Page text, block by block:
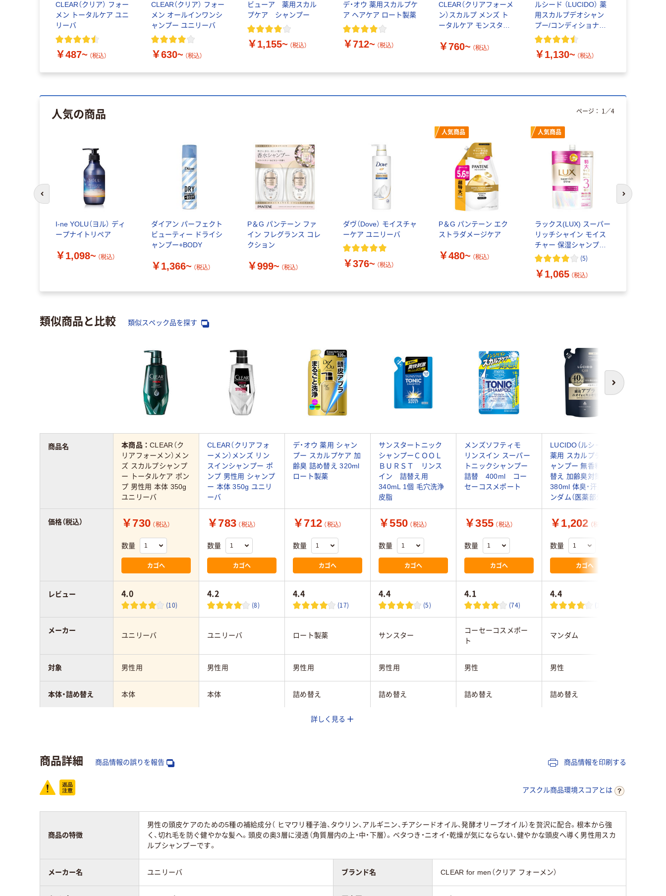
CLEAR（クリア） フォー
メン トータルケア ユニ
リーバ
￥487~ （税込）
CLEAR（クリア） フォー
メン オールインワンシ
ャンプー ユニリーバ
￥630~ （税込）
ビューア 薬用スカル
プケア シャンプー
￥1,155~ （税込）
デ・オウ 薬用スカルプケ
ア ヘアケア ロート製薬
￥712~ （税込）
CLEAR（クリアフォーメ
ン）スカルプ メンズ ト
ータルケア モンスター
￥760~ （税込）
ルシード （LUCIDO） 薬
用スカルプデオシャン
プー/コンディショナー
加齢臭対策 メンズ 男性
￥1,130~ （税込）
人気の商品
I-ne YOLU（ヨル） ディ
ープナイトリペア
￥1,098~ （税込）
ダイアン パーフェクト
ビューティー ドライシ
ャンプー+BODY
￥1,366~ （税込）
P＆G パンテーン ファ
イン フレグランス コレ
クション
￥999~ （税込）
ダヴ（Dove） モイスチャ
ーケア ユニリーバ
￥376~ （税込）
人気商品
P＆G パンテーン エク
ストラダメージケア
￥480~ （税込）
人気商品
ラックス(LUX) スーパー
リッチシャイン モイス
チャー 保湿シャンプー
詰替 840g ユニリーバ
(5)
￥1,065 （税込）
ページ： 1 ／4
前のスライドへ 次のスライド
類似商品と比較 類似スペック品を探す
次へ
本商品：CLEAR（ク
リアフォーメン）メン
ズ スカルプシャンプ
ー トータルケア ポン
プ 男性用 本体 350g
ユニリーバ
CLEAR（クリアフォ
ーメン）メンズ リン
スインシャンプー ポ
ンプ 男性用 シャンプ
ー 本体 350g ユニリ
ーバ
デ・オウ 薬用 シャン
プー スカルプケア 加
齢臭 詰め替え 320ml
ロート製薬
サンスタートニック
シャンプーＣＯＯＬ
ＢＵＲＳＴ リンス
イン 詰替え用
340mL 1個 毛穴洗浄
皮脂
メンズソフティモ
リンスイン スーパー
トニックシャンプー
詰替 400ml コー
セーコスメポート
LUCIDO（ルシード）
薬用 スカルプデオシ
ャンプー 無香料 詰め
替え 加齢臭対策
380ml 体臭・汗臭 マ
ンダム（医薬部外品）
￥730 （税込）
数量
カゴへ
￥783 （税込）
数量
カゴへ
￥712 （税込）
数量
カゴへ
￥550 （税込）
数量
カゴへ
￥355 （税込）
数量
カゴへ
￥1,202 （税込）
数量
カゴへ
4.0
(10)
4.2
(8)
4.4
(17)
4.4
(5)
4.1
(74)
4.4
(19)
ユニリーバ ユニリーバ ロート製薬 サンスター
コーセーコスメポー
ト
マンダム
男性用 男性用 男性用 男性用 男性 男性
本体 本体 詰め替え 詰め替え 詰め替え 詰め替え
320mL
商品名
価格（税込）
レビュー
メーカー
対象
本体・詰め替え
詳しく見る
商品詳細 商品情報の誤りを報告 商品情報を印刷する
アスクル商品環境スコアとは
商品の特徴
男性の頭皮ケアのための5種の補給成分（ ヒマワリ種子油、タウリン、アルギニン、チアシードオイル、発酵オリーブオイル）を贅沢に配合。根本から強
く、切れ毛を防ぐ健やかな髪へ。頭皮の奥3層に浸透（角質層内の上・中・下層）。ベタつき・ニオイ・乾燥が気にならない、健やかな頭皮へ導く男性用スカ
ルプシャンプーです。
メーカー名 ユニリーバ ブランド名 CLEAR for men（クリア フォーメン）